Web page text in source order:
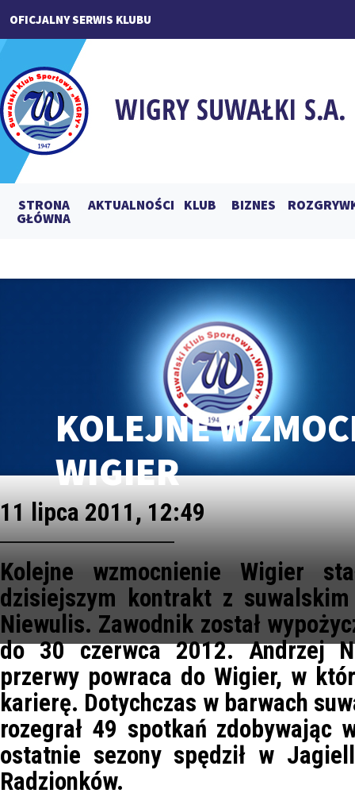
OFICJALNY SERWIS KLUBU
STRONA
GŁÓWNA
AKTUALNOŚCI KLUB BIZNES
KOLEJNE
WIGIER
11 lipca 2011, 12:49
Kolejne wzmocnienie Wigier
dzisiejszym kontrakt z
Niewulis. Zawodnik został
do 30 czerwca 2012. Andrzej
przerwy powraca do Wigier, w
karierę. Dotychczas w barwach
rozegrał 49 spotkań zdobywając
ostatnie sezony spędził w
Radzionków.